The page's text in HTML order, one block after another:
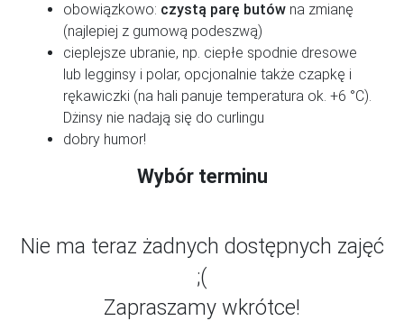
obowiązkowo: czystą parę butów na zmianę
(najlepiej z gumową podeszwą)
cieplejsze ubranie, np. ciepłe spodnie dresowe
lub legginsy i polar, opcjonalnie także czapkę i
rękawiczki (na hali panuje temperatura ok. +6 °C).
Dżinsy nie nadają się do curlingu
dobry humor!
Wybór terminu
Nie ma teraz żadnych dostępnych zajęć
;(
Zapraszamy wkrótce!